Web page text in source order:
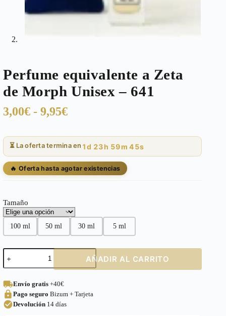
Perfume equivalente a Zeta
de Morph Unisex – 641
3,00€ - 9,95€Rango
precios:
desde
3,00€
hasta
⏳ La oferta termina en 1d 23h 59m 45s
🔥 Oferta hasta agotar existencias
Tamaño
100 ml 50 ml 30 ml 5 ml
Perfume
equivalente
a
de
Morph
Unisex
AÑADIR AL CARRITO
Envío gratis +40€
Pago seguro Bizum + Tarjeta
Devolución 14 días